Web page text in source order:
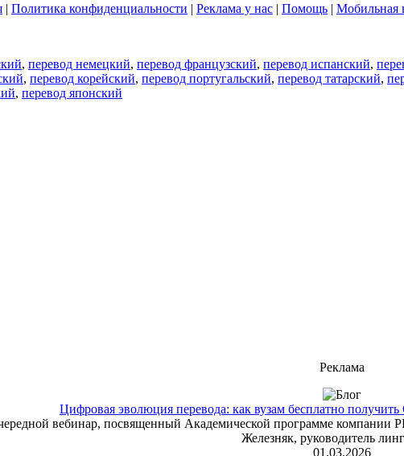
| Политика конфиденциальности | Реклама у нас | Помощь | Мобильная
, перевод немецкий, перевод французский, перевод испанский,
, перевод корейский, перевод португальский, перевод татарский,
, перевод японский
Реклама
Цифровая эволюция перевода: как вузам бесплатно
вебинар, посвященный Академической программе компании
Железняк, руководитель
01.03.2026